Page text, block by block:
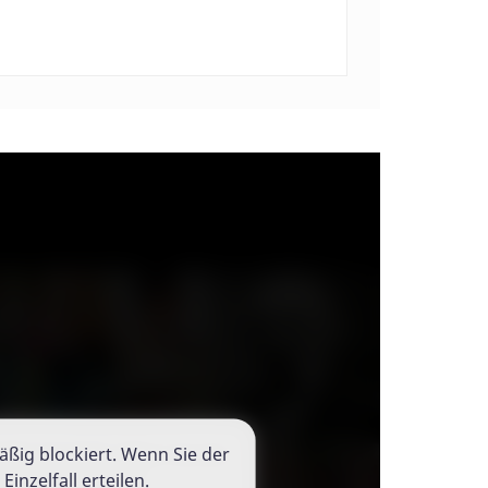
blockiert. Wenn Sie der
erteilen.
blockiert. Wenn Sie der
erteilen.